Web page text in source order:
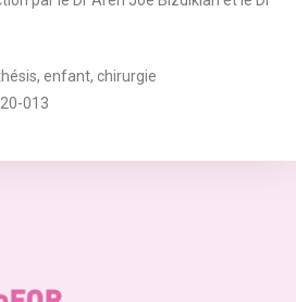
enfant, chirurgie
013